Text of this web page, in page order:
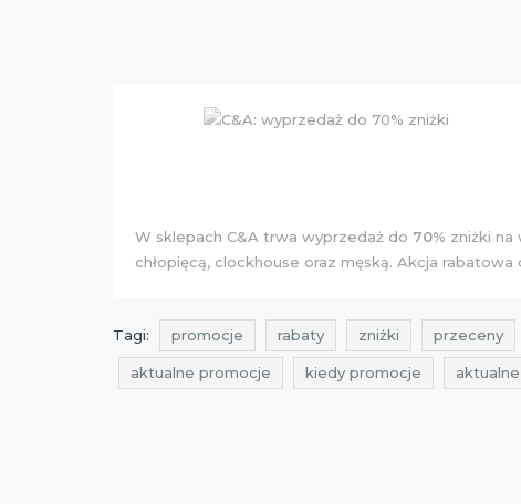
W sklepach C&A trwa wyprzedaż do 70% zniżki
chłopięcą, clockhouse oraz męską. Akcja rabatowa
Tagi: promocje rabaty zniżki przeceny
aktualne promocje kiedy promocje